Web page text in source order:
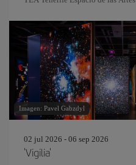
Imagen: Pavel Gabzdyl
02 jul 2026 - 06 sep 2026
'Vigilia'